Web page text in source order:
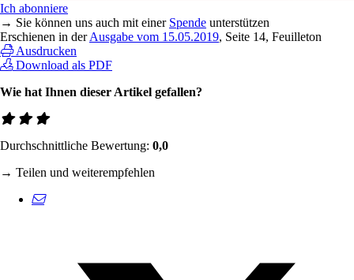
Ich abonniere
→ Sie können uns auch mit einer Spende unterstützen
Erschienen in derAusgabe vom 15.05.2019, Seite 14, Feuilleton
Ausdrucken
Download als PDF
Wie hat Ihnen dieser Artikel gefallen?
Durchschnittliche Bewertung: 0,0
→ Teilen und weiterempfehlen